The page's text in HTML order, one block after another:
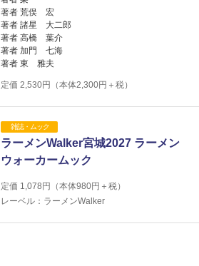
著者 荒俣 宏
著者 諸星 大二郎
著者 高橋 葉介
著者 加門 七海
著者 東 雅夫
定価 2,530円（本体2,300円＋税）
雑誌・ムック
ラーメンWalker宮城2027 ラーメン
ウォーカームック
定価 1,078 円（本体980円＋税）
レーベル：ラーメンWalker